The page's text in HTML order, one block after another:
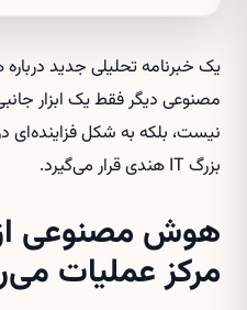
یک خبرنامه تحلیلی جدید
مصنوعی دیگر فقط یک ابزار
نیست، بلکه به شکل
بزرگ IT هندی قرار می‌گیرد.
هوش مصنوعی از
مرکز عملیات